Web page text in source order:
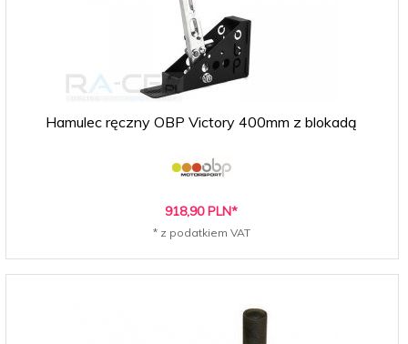
Hamulec ręczny OBP Victory 400mm z blokadą
918,90 PLN*
* z podatkiem VAT